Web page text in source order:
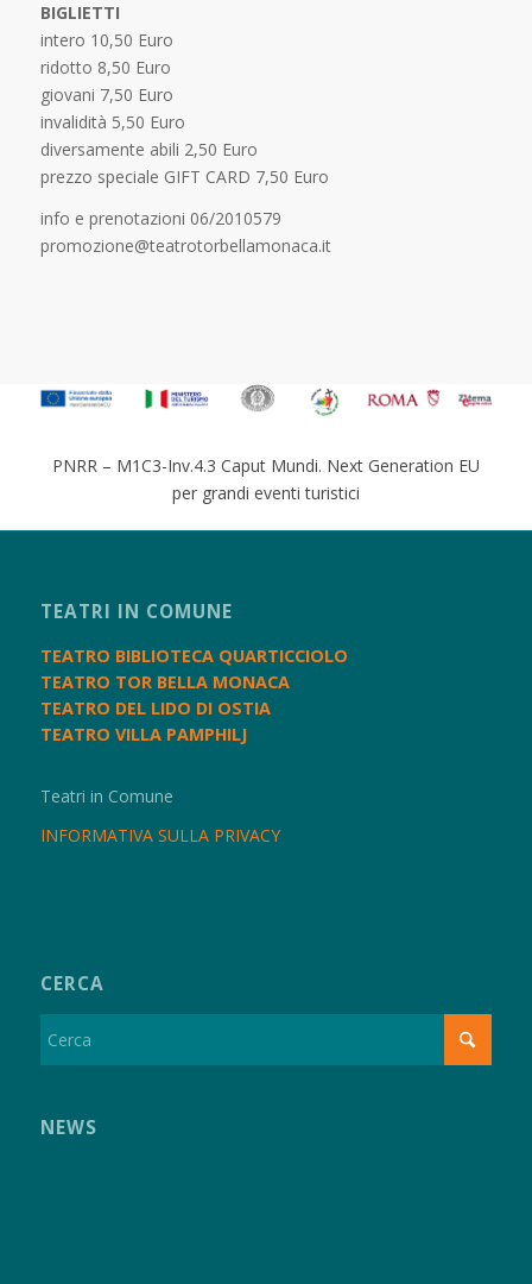
BIGLIETTI
intero 10,50 Euro
ridotto 8,50 Euro
giovani 7,50 Euro
invalidità 5,50 Euro
diversamente abili 2,50 Euro
prezzo speciale GIFT CARD 7,50 Euro
info e prenotazioni 06/2010579
promozione@teatrotorbellamonaca.it
PNRR – M1C3-Inv.4.3 Caput Mundi. Next Generation EU
per grandi eventi turistici
TEATRI IN COMUNE
TEATRO BIBLIOTECA QUARTICCIOLO
TEATRO TOR BELLA MONACA
TEATRO DEL LIDO DI OSTIA
TEATRO VILLA PAMPHILJ
Teatri in Comune
INFORMATIVA SULLA PRIVACY
CERCA
NEWS